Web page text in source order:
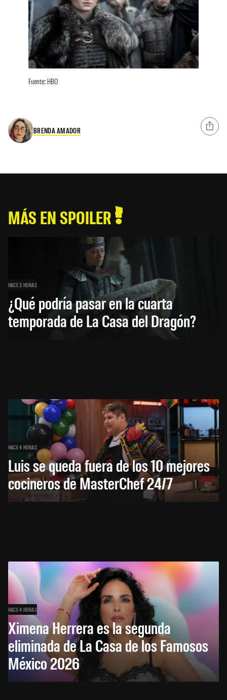
Fuente: HBO
BRENDA AMADOR
MÁS EN SPOILER
HACE 3 HORAS
¿Qué podría pasar en la cuarta
temporada de La Casa del Dragón?
HACE 4 HORAS
Luis se queda fuera de los 10 mejores
cocineros de MasterChef 24/7
HACE 4 HORAS
Ximena Herrera es la segunda
eliminada de La Casa de los Famosos
México 2026